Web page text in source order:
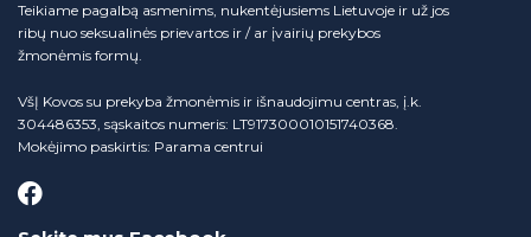
Teikiame pagalbą asmenims, nukentėjusiems Lietuvoje ir už jos
ribų nuo seksualinės prievartos ir / ar įvairių prekybos
žmonėmis formų.
VšĮ Kovos su prekyba žmonėmis ir išnaudojimu centras, į.k.
304486353, sąskaitos numeris: LT917300010151740368.
Mokėjimo paskirtis: Parama centrui